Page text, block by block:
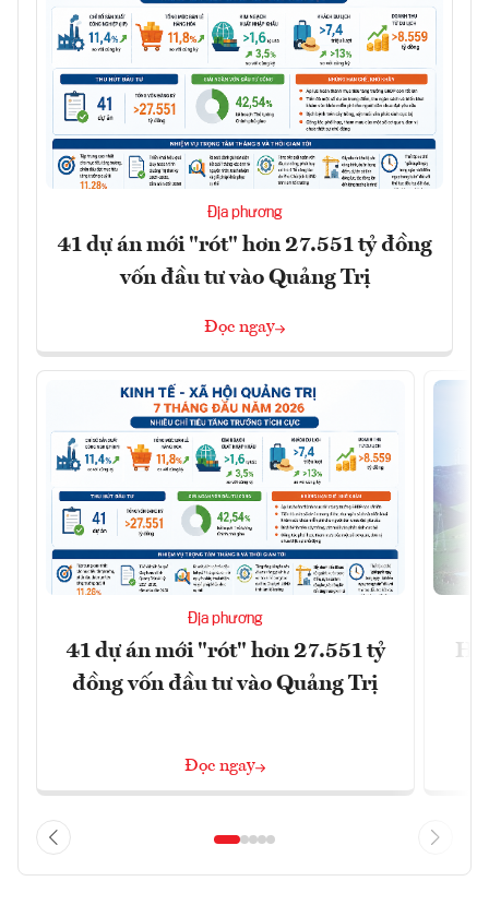
Địa phương
41 dự án mới "rót" hơn 27.551 tỷ đồng
vốn đầu tư vào Quảng Trị
Đọc ngay
Địa phương
41 dự án mới "rót" hơn 27.551 tỷ
đồng vốn đầu tư vào Quảng Trị
Đọc ngay
Hà